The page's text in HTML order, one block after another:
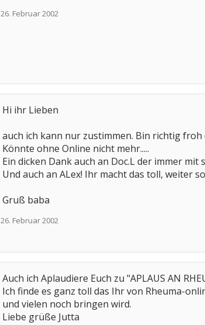
26. Februar 2002
Hi ihr Lieben
auch ich kann nur zustimmen. Bin richtig froh
Könnte ohne Online nicht mehr.....
Ein dicken Dank auch an Doc.L der immer
Und auch an ALex! Ihr macht das toll, weiter
Gruß baba
26. Februar 2002
Auch ich Aplaudiere Euch zu "APLAUS AN
Ich finde es ganz toll das Ihr von Rheuma-
und vielen noch bringen wird.
Liebe grüße Jutta